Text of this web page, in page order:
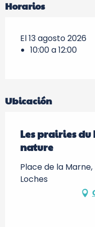
Horarios
El 13 agosto 2026
10:00 a 12:00
Ubicación
Les prairies du
nature
Place de la Marne,
Loches